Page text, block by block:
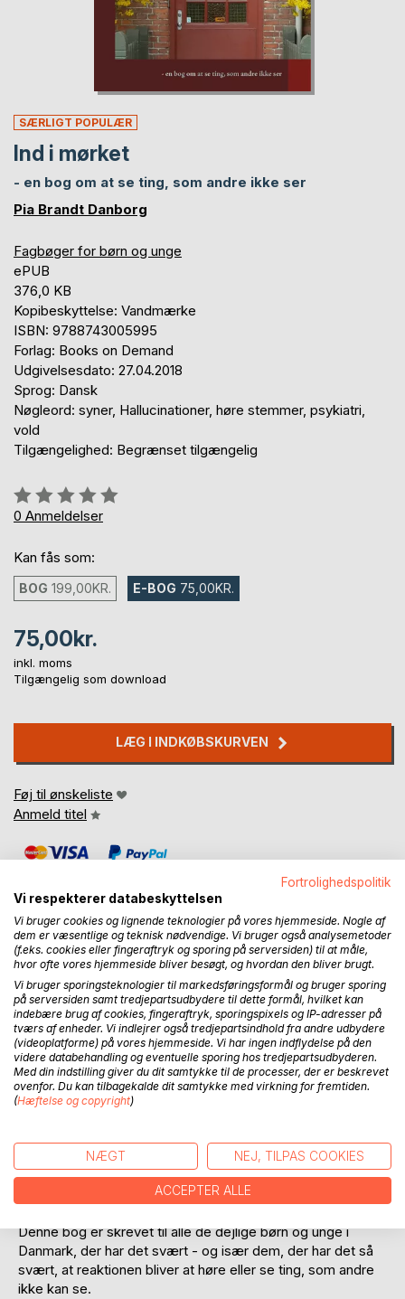
SÆRLIGT POPULÆR
Ind i mørket
- en bog om at se ting, som andre ikke ser
Pia Brandt Danborg
Fagbøger for børn og unge
ePUB
376,0 KB
Kopibeskyttelse: Vandmærke
ISBN: 9788743005995
Forlag: Books on Demand
Udgivelsesdato: 27.04.2018
Sprog: Dansk
Nøgleord: syner, Hallucinationer, høre stemmer, psykiatri,
vold
Tilgængelighed: Begrænset tilgængelig
Anmeldelse::
0%
0 Anmeldelser
Kan fås som:
BOG 199,00KR. E-BOG 75,00KR.
75,00kr.
inkl. moms
Tilgængelig som download
LÆG I INDKØBSKURVEN
Føj til ønskeliste
Anmeld titel
BESKRIVELSE
Emmas far, Leif, råber og skælder ud, så Emma og hendes
mor må dukke sig for de hårde ord hver dag. Den dag
Emma holder julefrokost for klassens piger, kommer Leif
uventet tidligt hjem og opdager dem. Og han bliver rasende
og ender med at slå Emmas mor. Som en reaktion på det
psykisk hårde miljø dukker der monstre op i Emmas liv.
monstrene, som hun ser, men som andre ikke kan se. Læs
om hvad veninderne siger, om hendes mor, om Jette, og
om Emma tør drømme om fremtiden igen.
Denne bog er skrevet til alle de dejlige børn og unge i
Danmark, der har det svært - og især dem, der har det så
svært, at reaktionen bliver at høre eller se ting, som andre
ikke kan se.
Fortrolighedspolitik
Vi respekterer databeskyttelsen
Vi bruger cookies og lignende teknologier på vores hjemmeside. Nogle af
dem er væsentlige og teknisk nødvendige. Vi bruger også analysemetoder
(f.eks. cookies eller fingeraftryk og sporing på serversiden) til at måle,
hvor ofte vores hjemmeside bliver besøgt, og hvordan den bliver brugt.
Vi bruger sporingsteknologier til markedsføringsformål og bruger sporing
på serversiden samt tredjepartsudbydere til dette formål, hvilket kan
indebære brug af cookies, fingeraftryk, sporingspixels og IP-adresser på
tværs af enheder. Vi indlejrer også tredjepartsindhold fra andre udbydere
(videoplatforme) på vores hjemmeside. Vi har ingen indflydelse på den
videre databehandling og eventuelle sporing hos tredjepartsudbyderen.
Med din indstilling giver du dit samtykke til de processer, der er beskrevet
ovenfor. Du kan tilbagekalde dit samtykke med virkning for fremtiden.
(Hæftelse og copyright)
NÆGT NEJ, TILPAS COOKIES
ACCEPTER ALLE